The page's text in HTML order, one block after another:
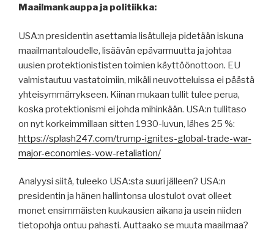
Maailmankauppa ja politiikka:
USA:n presidentin asettamia lisätulleja pidetään iskuna
maailmantaloudelle, lisäävän epävarmuutta ja johtaa
uusien protektionististen toimien käyttöönottoon. EU
valmistautuu vastatoimiin, mikäli neuvotteluissa ei päästä
yhteisymmärrykseen. Kiinan mukaan tullit tulee perua,
koska protektionismi ei johda mihinkään. USA:n tullitaso
on nyt korkeimmillaan sitten 1930-luvun, lähes 25 %:
https://splash247.com/trump-ignites-global-trade-war-
major-economies-vow-retaliation/
Analyysi siitä, tuleeko USA:sta suuri jälleen? USA:n
presidentin ja hänen hallintonsa ulostulot ovat olleet
monet ensimmäisten kuukausien aikana ja usein niiden
tietopohja ontuu pahasti. Auttaako se muuta maailmaa?